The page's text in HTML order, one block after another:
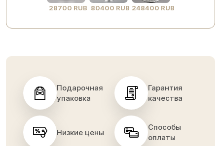
28700 RUB 80400 RUB 248400 RUB
Подарочная
упаковка
Гарантия
качества
Низкие цены
Способы
оплаты